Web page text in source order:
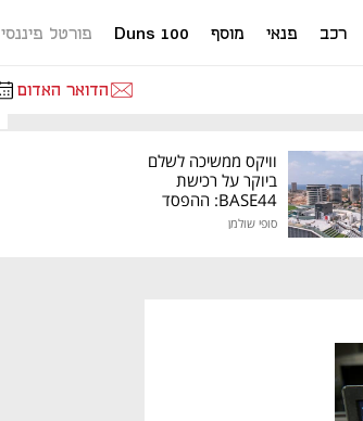
רכב פנאי מוסף Duns 100 פורטל פיננסי
הדואר האדום
וויקס ממשיכה לשלם
ביוקר על רכישת
BASE44: ההפסד
סופי שולמן